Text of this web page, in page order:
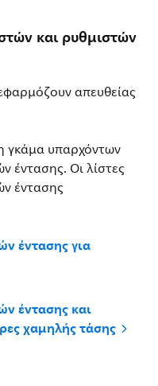
και ρυθμιστών
απευθείας
γκάμα υπαρχόντων
έντασης. Οι λίστες
έντασης
έντασης για
έντασης και
χαμηλής τάσης